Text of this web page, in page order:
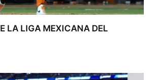
LA LIGA MEXICANA DEL